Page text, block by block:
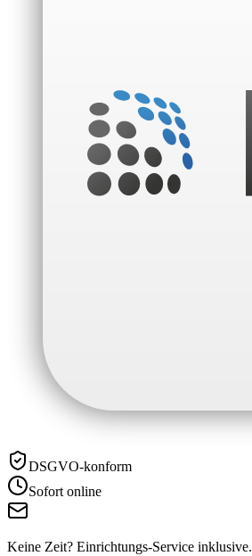
DSGVO-konform
Sofort online
Keine Zeit? Einrichtungs-Service inklusive.